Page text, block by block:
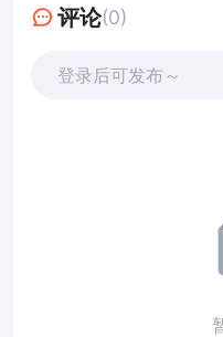
评论(0)
登录后可发布～